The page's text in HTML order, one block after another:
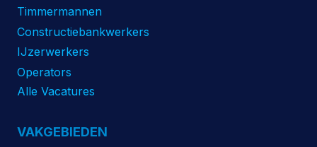
Timmermannen
Constructiebankwerkers
IJzerwerkers
Operators
Alle Vacatures
VAKGEBIEDEN